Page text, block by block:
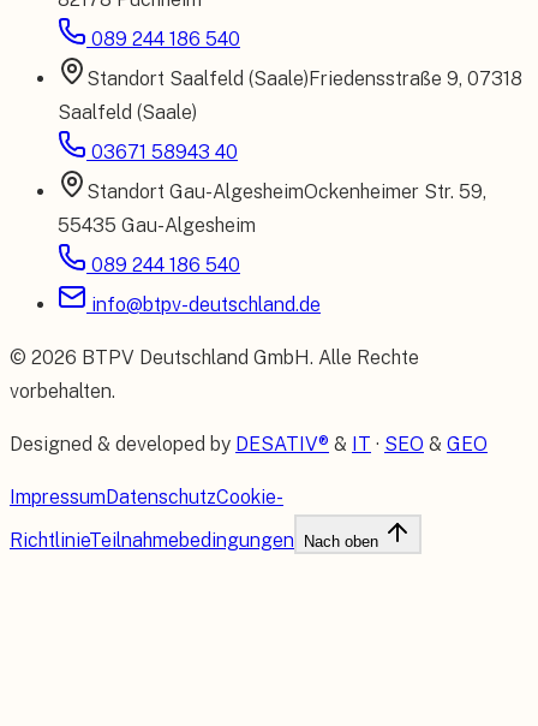
089 244 186 540
Standort Saalfeld (Saale)Friedensstraße 9, 07318
Saalfeld (Saale)
03671 58943 40
Standort Gau-AlgesheimOckenheimer Str. 59,
55435 Gau-Algesheim
089 244 186 540
info@btpv-deutschland.de
© 2026 BTPV Deutschland GmbH. Alle Rechte
vorbehalten.
Designed & developed by DESATIV® & IT · SEO & GEO
ImpressumDatenschutzCookie-
RichtlinieTeilnahmebedingungen Nach oben